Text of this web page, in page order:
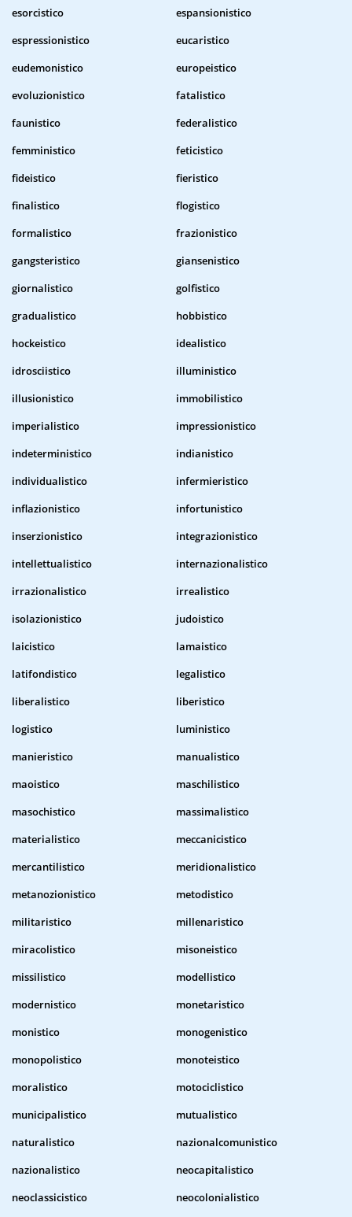
esorcistico
espansionistico
espressionistico
eucaristico
eudemonistico
europeistico
evoluzionistico
fatalistico
faunistico
federalistico
femministico
feticistico
fideistico
fieristico
finalistico
flogistico
formalistico
frazionistico
gangsteristico
giansenistico
giornalistico
golfistico
gradualistico
hobbistico
hockeistico
idealistico
idrosciistico
illuministico
illusionistico
immobilistico
imperialistico
impressionistico
indeterministico
indianistico
individualistico
infermieristico
inflazionistico
infortunistico
inserzionistico
integrazionistico
intellettualistico
internazionalistico
irrazionalistico
irrealistico
isolazionistico
judoistico
laicistico
lamaistico
latifondistico
legalistico
liberalistico
liberistico
logistico
luministico
manieristico
manualistico
maoistico
maschilistico
masochistico
massimalistico
materialistico
meccanicistico
mercantilistico
meridionalistico
metanozionistico
metodistico
militaristico
millenaristico
miracolistico
misoneistico
missilistico
modellistico
modernistico
monetaristico
monistico
monogenistico
monopolistico
monoteistico
moralistico
motociclistico
municipalistico
mutualistico
naturalistico
nazionalcomunistico
nazionalistico
neocapitalistico
neoclassicistico
neocolonialistico